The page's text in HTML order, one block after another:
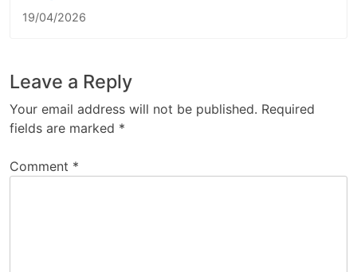
19/04/2026
Leave a Reply
Your email address will not be published. Required
fields are marked *
Comment *